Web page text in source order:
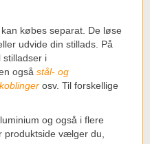
købes separat. De løse
udvide din stillads. På
stilladser i
også stål- og
koblinger osv. Til forskellige
og også i flere
produktside vælger du,